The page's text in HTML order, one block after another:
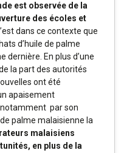
est observée de la
des écoles et
dans ce contexte que
d’huile de palme
dernière. En plus d’une
la part des autorités
ont été
apaisement
notamment par son
palme malaisienne la
malaisiens
en plus de la